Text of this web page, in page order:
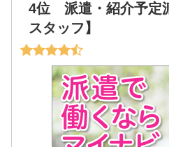
4位 派遣・紹介予定
スタッフ】